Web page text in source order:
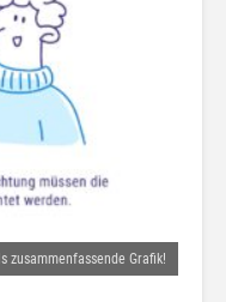
zusammenfassende Grafik!